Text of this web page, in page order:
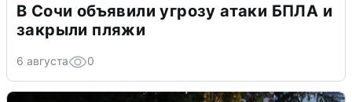
В Сочи объявили угрозу атаки БПЛА и
закрыли пляжи
6 августа 0